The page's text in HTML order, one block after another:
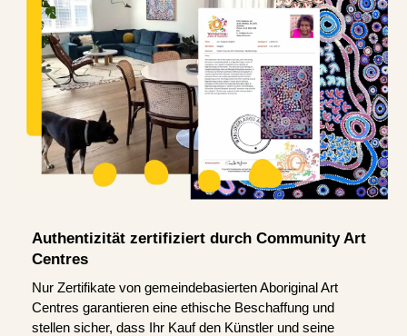
Authentizität zertifiziert durch Community Art
Centres
Nur Zertifikate von gemeindebasierten Aboriginal Art
Centres garantieren eine ethische Beschaffung und
stellen sicher, dass Ihr Kauf den Künstler und seine